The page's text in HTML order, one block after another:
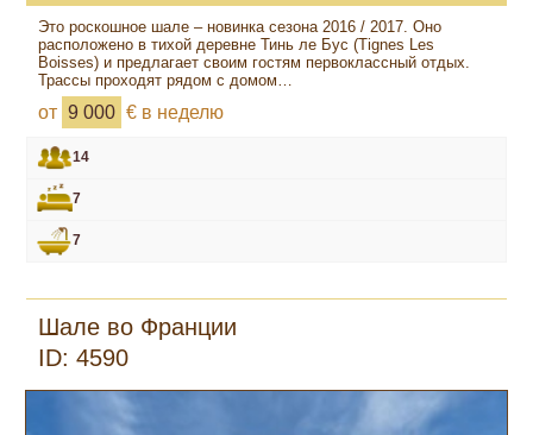
Это роскошное шале – новинка сезона 2016 / 2017. Оно
расположено в тихой деревне Тинь ле Бус (Tignes Les
Boisses) и предлагает своим гостям первоклассный отдых.
Трассы проходят рядом с домом…
от 9 000 € в неделю
14
7
7
Шале во Франции
ID: 4590